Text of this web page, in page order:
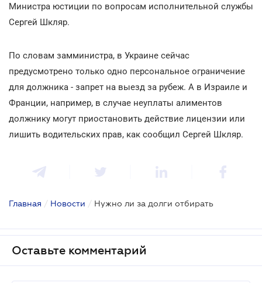
Министра юстиции по вопросам исполнительной службы
Сергей Шкляр.
По словам замминистра, в Украине сейчас
предусмотрено только одно персональное ограничение
для должника - запрет на выезд за рубеж. А в Израиле и
Франции, например, в случае неуплаты алиментов
должнику могут приостановить действие лицензии или
лишить водительских прав, как сообщил Сергей Шкляр.
Главная / Новости / Нужно ли за долги отбирать
Оставьте комментарий